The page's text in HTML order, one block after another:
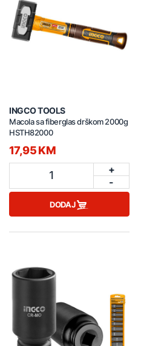
INGCO TOOLS
Macola sa fiberglas drškom 2000g
HSTH82000
17,95 KM
1
+
-
DODAJ